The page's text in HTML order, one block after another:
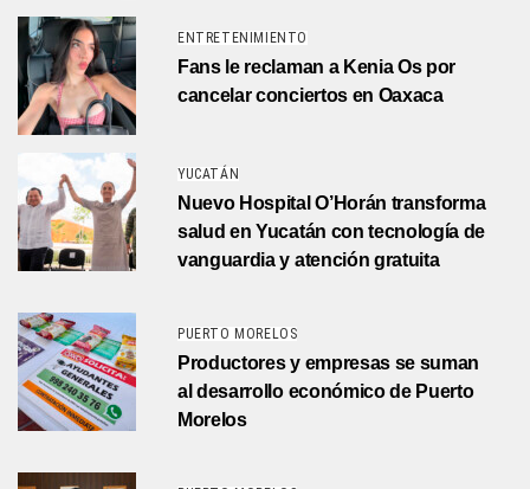
ENTRETENIMIENTO
Fans le reclaman a Kenia Os por
cancelar conciertos en Oaxaca
YUCATÁN
Nuevo Hospital O’Horán transforma
salud en Yucatán con tecnología de
vanguardia y atención gratuita
PUERTO MORELOS
Productores y empresas se suman
al desarrollo económico de Puerto
Morelos